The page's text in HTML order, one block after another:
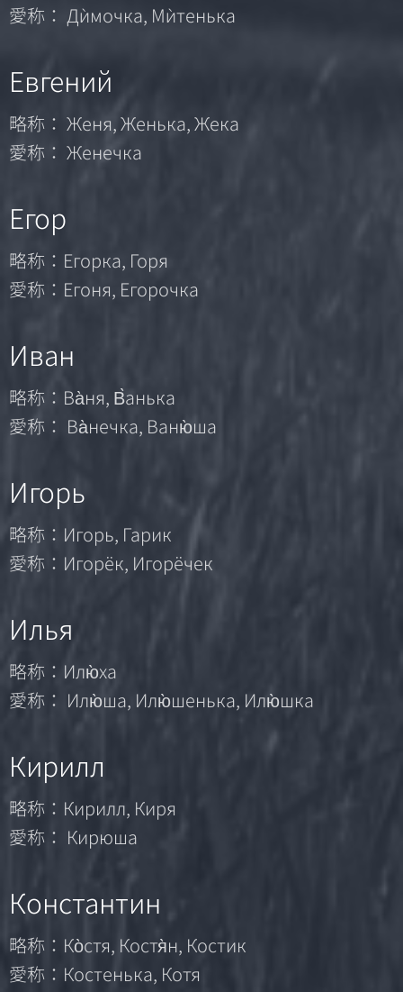
愛称： Дѝмочка, Мѝтенька
Евгений
略称： Женя, Женька, Жека
愛称： Женечка
Егор
略称：Егорка, Горя
愛称：Егоня, Егорочка
Иван
略称：Ва̀ня, В̀анька
愛称： Ва̀нечка, Ваню̀ша
Игорь
略称：Игорь, Гарик
愛称：Игорёк, Игорёчек
Илья
略称：Илю̀ха
愛称： Илю̀ша, Илю̀шенька, Илю̀шка
Кирилл
略称：Кирилл, Киря
愛称： Кирюша
Константин
略称：Ко̀стя, Костя̀н, Костик
愛称：Костенька, Котя